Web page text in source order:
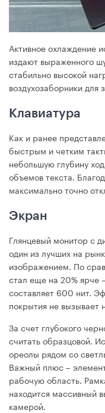
Активное охлаждение
издают выраженного
стабильно высокой
воздухозаборники для
Клавиатура
Как и ранее
быстрым и четким
небольшую глубину
объемов текста.
максимально точно
Экран
Глянцевый монитор с
один из лучших на
изображением. По
стал еще на 20% ярче
составляет 600 нит.
покрытия не вызывает
За счет глубокого
считать образцовой.
ореолы рядом со
Важный плюс –
рабочую область.
находится массивный
камерой.